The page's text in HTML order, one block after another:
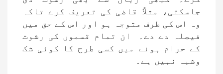
جاسکتی، مثلاً قاضی کی تعریف کرے تاکہ
وہ اس کی طرف متوجہ ہو اور اس کے حق میں
فیصلہ دے دے۔ ان تمام قسموں کی رشوت
کے حرام ہونے میں کسی طرح کا کوئی شک
وشبہ نہیں ہے۔